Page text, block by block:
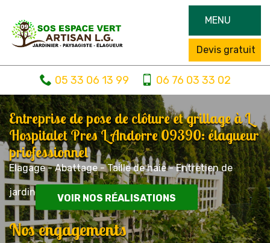
MENU
Devis gratuit
05 33 06 13 99 06 76 03 33 02
Entreprise de pose de clôture et grillage à L
Hospitalet Pres L Andorre 09390: élagueur
priofessionnel
Elagage - Abattage - Taille de haie - Entretien de
jardin
VOIR NOS RÉALISATIONS
Nos engagements